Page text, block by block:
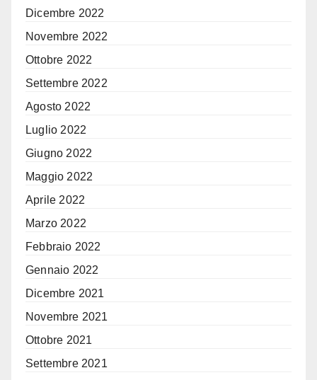
Dicembre 2022
Novembre 2022
Ottobre 2022
Settembre 2022
Agosto 2022
Luglio 2022
Giugno 2022
Maggio 2022
Aprile 2022
Marzo 2022
Febbraio 2022
Gennaio 2022
Dicembre 2021
Novembre 2021
Ottobre 2021
Settembre 2021